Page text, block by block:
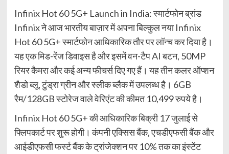
Infinix Hot 60 5G+ Launch in India: स्मार्टफोन ब्रांड
Infinix ने आज भारतीय बाज़ार में अपना बिल्कुल नया Infinix
Hot 60 5G+ स्मार्टफोन आधिकारिक तौर पर लॉन्च कर दिया है।
यह एक मिड-रेंज डिवाइस है और इसमें वन-टैप AI बटन, 50MP
रियर कैमरा और कई अन्य फीचर्स दिए गए हैं। यह तीन कलर ऑप्शन
शैडो ब्लू, टुंड्रा ग्रीन और स्लीक ब्लैक में उपलब्ध है। 6GB
रैम/128GB स्टोरेज वाले वेरिएंट की कीमत 10,499 रुपये है।
Infinix Hot 60 5G+ की आधिकारिक बिक्री 17 जुलाई से
फ्लिपकार्ट पर शुरू होगी। कंपनी एक्सिस बैंक, एचडीएफसी बैंक और
आईडीएफसी फर्स्ट बैंक के ट्रांजेक्शन पर 10% तक का इंस्टेंट